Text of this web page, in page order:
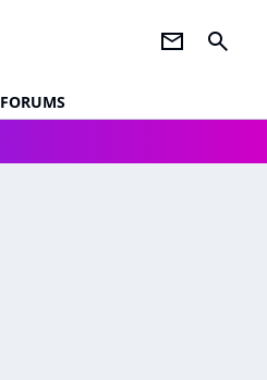
newsletter search
FORUMS